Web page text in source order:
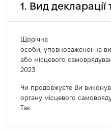
1. Вид декларації
Щорічна
особи, уповноваженої на
або місцевого
2023
Чи продовжуєте Ви
органу місцевого
Так